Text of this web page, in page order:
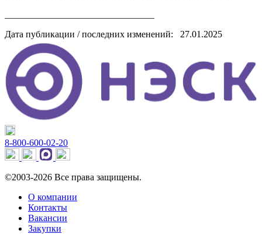
Дата публикации / последних изменений: 27.01.2025
8-800-600-02-20
©2003-2026 Все права защищены.
О компании
Контакты
Вакансии
Закупки